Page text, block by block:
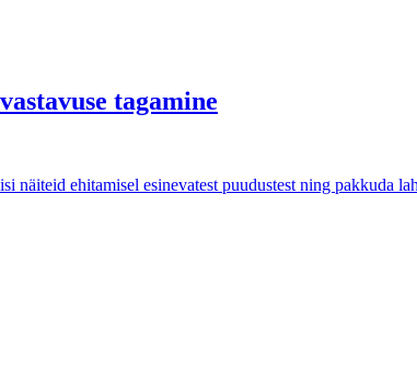
tagamine
ehitamisel esinevatest puudustest ning pakkuda